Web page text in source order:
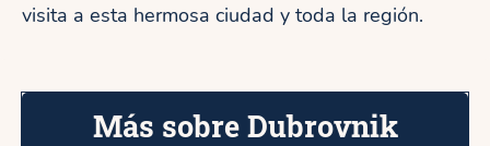
visita a esta hermosa ciudad y toda la región.
Más sobre Dubrovnik